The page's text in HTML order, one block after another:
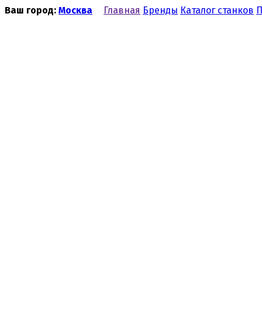
Ваш город: Москва Главная Бренды Каталог станков